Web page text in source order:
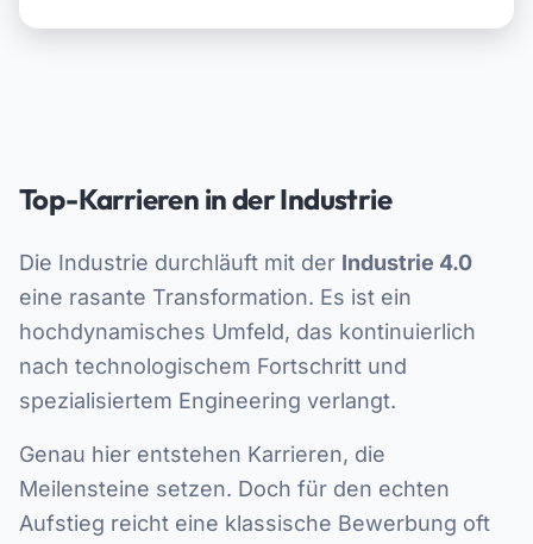
Top-Karrieren in der Industrie
Die Industrie durchläuft mit der Industrie 4.0
eine rasante Transformation. Es ist ein
hochdynamisches Umfeld, das kontinuierlich
nach technologischem Fortschritt und
spezialisiertem Engineering verlangt.
Genau hier entstehen Karrieren, die
Meilensteine setzen. Doch für den echten
Aufstieg reicht eine klassische Bewerbung oft